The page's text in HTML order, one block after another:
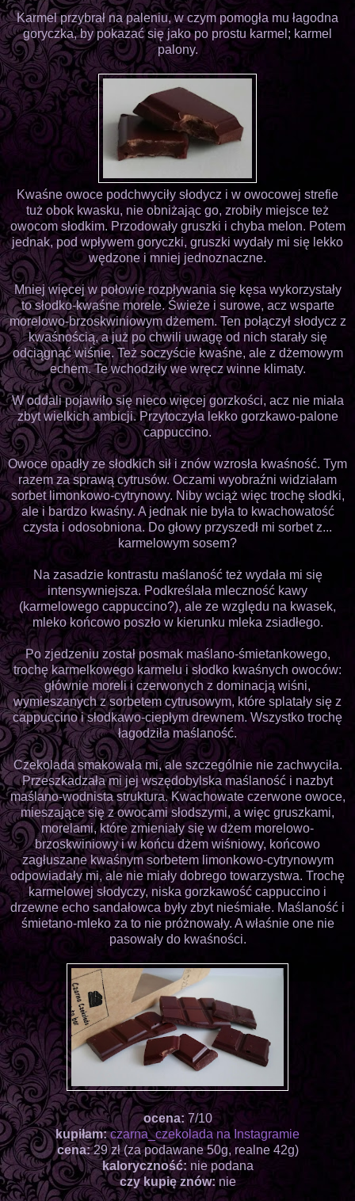
Karmel przybrał na paleniu, w czym pomogła mu łagodna
goryczka, by pokazać się jako po prostu karmel; karmel
palony.
Kwaśne owoce podchwyciły słodycz i w owocowej strefie
tuż obok kwasku, nie obniżając go, zrobiły miejsce też
owocom słodkim. Przodowały gruszki i chyba melon. Potem
jednak, pod wpływem goryczki, gruszki wydały mi się lekko
wędzone i mniej jednoznaczne.
Mniej więcej w połowie rozpływania się kęsa wykorzystały
to słodko-kwaśne morele. Świeże i surowe, acz wsparte
morelowo-brzoskwiniowym dżemem. Ten połączył słodycz z
kwaśnością, a już po chwili uwagę od nich starały się
odciągnąć wiśnie. Też soczyście kwaśne, ale z dżemowym
echem. Te wchodziły we wręcz winne klimaty.
W oddali pojawiło się nieco więcej gorzkości, acz nie miała
zbyt wielkich ambicji. Przytoczyła lekko gorzkawo-palone
cappuccino.
Owoce opadły ze słodkich sił i znów wzrosła kwaśność. Tym
razem za sprawą cytrusów. Oczami wyobraźni widziałam
sorbet limonkowo-cytrynowy. Niby wciąż więc trochę słodki,
ale i bardzo kwaśny. A jednak nie była to kwachowatość
czysta i odosobniona. Do głowy przyszedł mi sorbet z...
karmelowym sosem?
Na zasadzie kontrastu maślaność też wydała mi się
intensywniejsza. Podkreślała mleczność kawy
(karmelowego cappuccino?), ale ze względu na kwasek,
mleko końcowo poszło w kierunku mleka zsiadłego.
Po zjedzeniu został posmak maślano-śmietankowego,
trochę karmelkowego karmelu i słodko kwaśnych owoców:
głównie moreli i czerwonych z dominacją wiśni,
wymieszanych z sorbetem cytrusowym, które splatały się z
cappuccino i słodkawo-ciepłym drewnem. Wszystko trochę
łagodziła maślaność.
Czekolada smakowała mi, ale szczególnie nie zachwyciła.
Przeszkadzała mi jej wszędobylska maślaność i nazbyt
maślano-wodnista struktura. Kwachowate czerwone owoce,
mieszające się z owocami słodszymi, a więc gruszkami,
morelami, które zmieniały się w dżem morelowo-
brzoskwiniowy i w końcu dżem wiśniowy, końcowo
zagłuszane kwaśnym sorbetem limonkowo-cytrynowym
odpowiadały mi, ale nie miały dobrego towarzystwa. Trochę
karmelowej słodyczy, niska gorzkawość cappuccino i
drzewne echo sandałowca były zbyt nieśmiałe. Maślaność i
śmietano-mleko za to nie próżnowały. A właśnie one nie
pasowały do kwaśności.
ocena: 7/10
kupiłam: czarna_czekolada na Instagramie
cena:29 zł (za podawane 50g, realne 42g)
kaloryczność: nie podana
czy kupię znów: nie